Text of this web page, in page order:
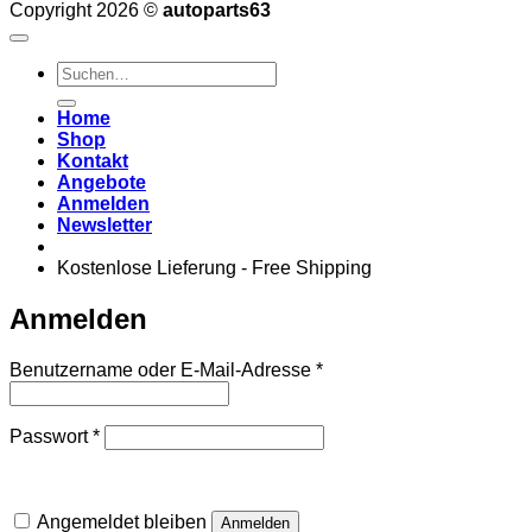
Copyright 2026 © autoparts63
Suchen
nach:
Home
Shop
Kontakt
Angebote
Anmelden
Newsletter
Kostenlose Lieferung - Free Shipping
Anmelden
Benutzername oder E-Mail-Adresse *Erforderlich
Passwort*Erforderlich
Angemeldet bleiben Anmelden